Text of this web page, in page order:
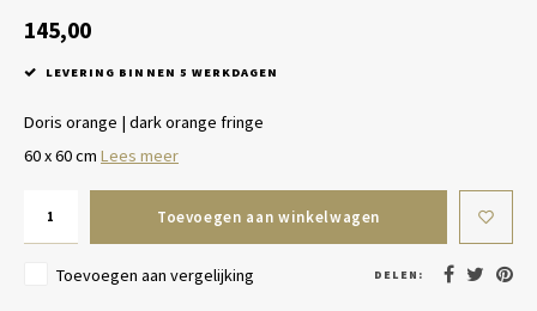
Geurstokjes
145,00
LEVERING BINNEN 5 WERKDAGEN
Doris orange | dark orange fringe
60 x 60 cm Lees meer
Toevoegen aan winkelwagen
Toevoegen aan vergelijking DELEN: